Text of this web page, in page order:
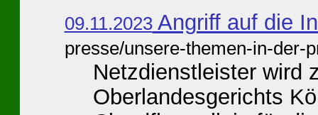
09.11.2023Angriff auf die
presse/unsere-themen-in-der-
Netzdienstleister wird
Oberlandesgerichts